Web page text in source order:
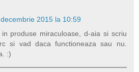
2015 la 10:59
produse miraculoase, d-aia si scriu
si vad daca functioneaza sau nu.
:)